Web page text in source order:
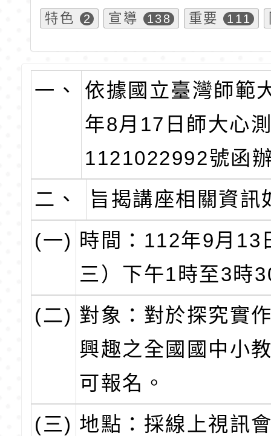
特色 2 宣導 138 重要 111
一、
依據國立臺灣師範
年8月17日師大心
1121022992號函
二、
旨揭講座相關資訊
(一) 時間：112年9月13
三）下午1時至3時
(二) 對象：對於探究實
興趣之全國國中小
可報名。
(三) 地點：採線上視訊